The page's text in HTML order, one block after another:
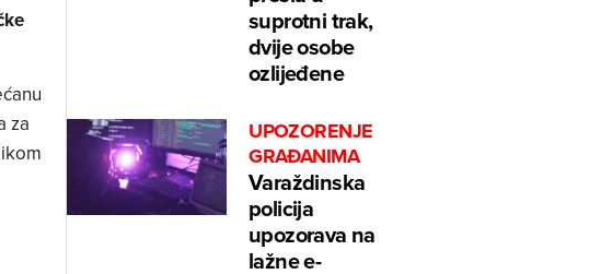
za
suprotni trak,
dvije osobe
ozlijeđene
UPOZORENJE
GRAĐANIMA
Varaždinska
policija
upozorava na
lažne e-